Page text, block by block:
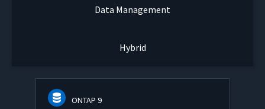
Data Management
Hybrid
ONTAP 9